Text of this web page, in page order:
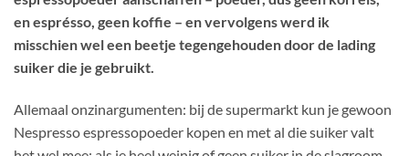
en esprésso, geen koffie – en vervolgens werd ik
misschien wel een beetje tegengehouden door de lading
suiker die je gebruikt.
Allemaal onzinargumenten: bij de supermarkt kun je gewoon
Nespresso espressopoeder kopen en met al die suiker valt